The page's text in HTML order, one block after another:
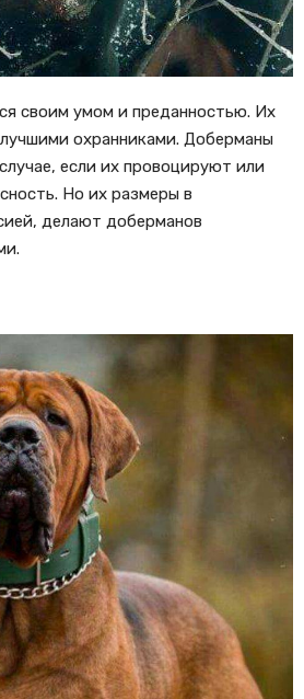
своим умом и преданностью. Их
охранниками. Доберманы
если их провоцируют или
Но их размеры в
делают доберманов